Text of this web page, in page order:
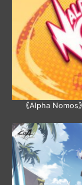
《Alpha